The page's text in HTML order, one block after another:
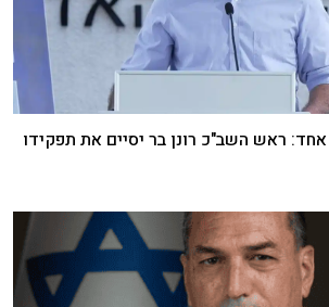
ראש השב"כ רונן בר יסיים את תפקידו